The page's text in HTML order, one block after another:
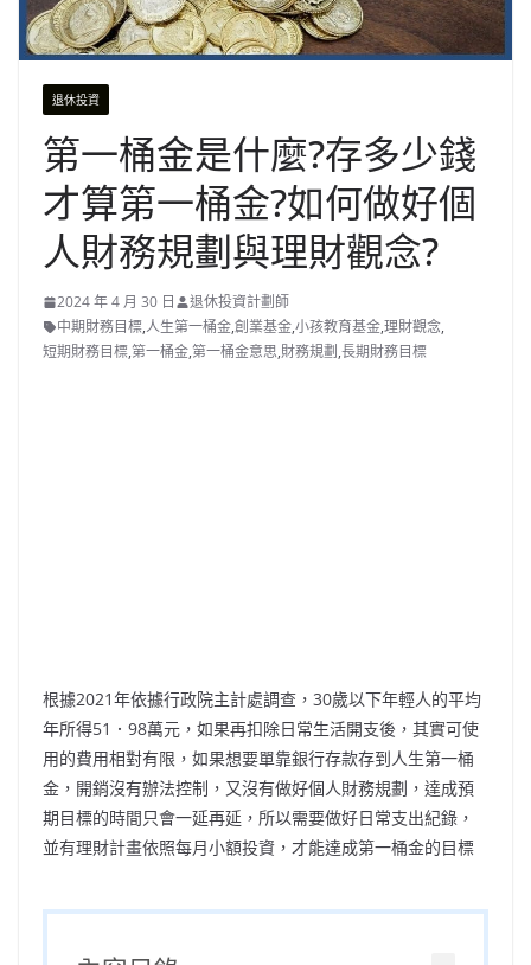
退休投資
第一桶金是什麼?存多少錢
才算第一桶金?如何做好個
人財務規劃與理財觀念?
2024 年 4 月 30 日
退休投資計劃師
中期財務目標,人生第一桶金,創業基金,小孩教育基金,理財觀念,
短期財務目標,第一桶金,第一桶金意思,財務規劃 ,長期財務目標
根據2021年依據行政院主計處調查，30歲以下年輕人的平均
年所得51．98萬元，如果再扣除日常生活開支後，其實可使
用的費用相對有限，如果想要單靠銀行存款存到人生第一桶
金，開銷沒有辦法控制，又沒有做好個人財務規劃，達成預
期目標的時間只會一延再延，所以需要做好日常支出紀錄，
並有理財計畫依照每月小額投資，才能達成第一桶金的目標